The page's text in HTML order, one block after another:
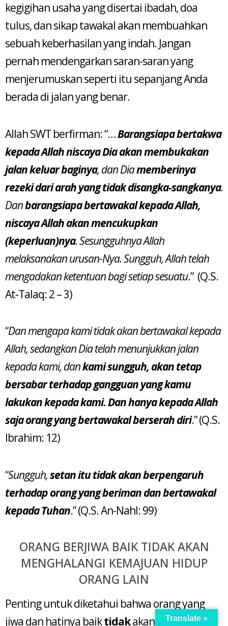
kegigihan usaha yang disertai ibadah, doa
tulus, dan sikap tawakal akan membuahkan
sebuah keberhasilan yang indah. Jangan
pernah mendengarkan saran-saran yang
menjerumuskan seperti itu sepanjang Anda
berada di jalan yang benar.
Allah SWT berfirman: “…Barangsiapa bertakwa
kepada Allah niscaya Dia akan membukakan
jalan keluar baginya, dan Diamemberinya
rezeki dari arah yang tidak disangka-sangkanya.
Danbarangsiapa bertawakal kepada Allah,
niscaya Allah akan mencukupkan
(keperluan)nya. Sesungguhnya Allah
melaksanakan urusan-Nya. Sungguh, Allah telah
mengadakan ketentuan bagi setiap sesuatu.” (Q.S.
At-Talaq: 2 – 3)
“Dan mengapa kami tidak akan bertawakal kepada
Allah, sedangkan Dia telah menunjukkan jalan
kepada kami, dankami sungguh, akan tetap
bersabar terhadap gangguan yang kamu
lakukan kepada kami. Dan hanya kepada Allah
saja orang yang bertawakal berserah diri.” (Q.S.
Ibrahim: 12)
“Sungguh,setan itu tidak akan berpengaruh
terhadap orang yang beriman dan bertawakal
kepada Tuhan.” (Q.S. An-Nahl: 99)
ORANG BERJIWA BAIK TIDAK AKAN
MENGHALANGI KEMAJUAN HIDUP
ORANG LAIN
Penting untuk diketahui bahwa orang yang
jiwa dan hatinya baiktidakakan menghalang-
Translate »